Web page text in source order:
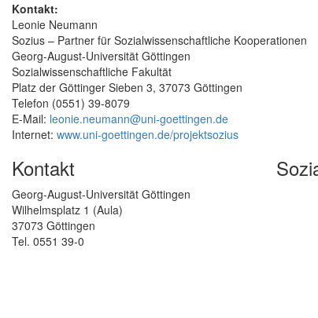
Kontakt:
Leonie Neumann
Sozius – Partner für Sozialwissenschaftliche Kooperationen
Georg-August-Universität Göttingen
Sozialwissenschaftliche Fakultät
Platz der Göttinger Sieben 3, 37073 Göttingen
Telefon (0551) 39-8079
E-Mail: leonie.neumann@uni-goettingen.de
Internet: www.uni-goettingen.de/projektsozius
Kontakt
Georg-August-Universität Göttingen
Wilhelmsplatz 1 (Aula)
37073 Göttingen
Tel. 0551 39-0